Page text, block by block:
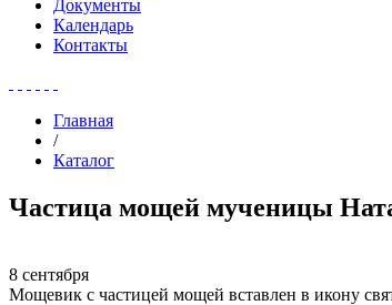
Документы
Календарь
Контакты
Главная
/
Каталог
Частица мощей мученицы
8 сентября
Мощевик с частицей мощей вставлен в икону